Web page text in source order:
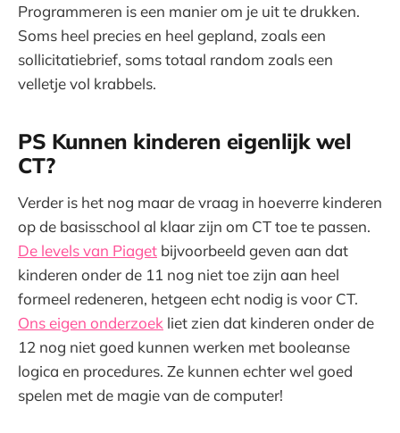
Programmeren is een manier om je uit te drukken.
Soms heel precies en heel gepland, zoals een
sollicitatiebrief, soms totaal random zoals een
velletje vol krabbels.
PS Kunnen kinderen eigenlijk wel
CT?
Verder is het nog maar de vraag in hoeverre kinderen
op de basisschool al klaar zijn om CT toe te passen.
De levels van Piaget bijvoorbeeld geven aan dat
kinderen onder de 11 nog niet toe zijn aan heel
formeel redeneren, hetgeen echt nodig is voor CT.
Ons eigen onderzoek liet zien dat kinderen onder de
12 nog niet goed kunnen werken met booleanse
logica en procedures. Ze kunnen echter wel goed
spelen met de magie van de computer!